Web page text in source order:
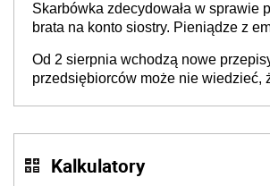
Skarbówka zdecydowała w sprawie
brata na konto siostry. Pieniądze z
będzie
Od 2 sierpnia wchodzą nowe
przedsiębiorców może nie wiedzieć,
Kalkulatory